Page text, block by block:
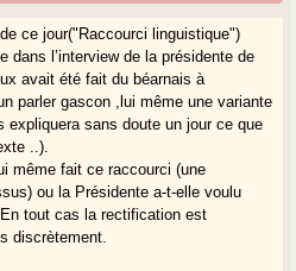
ce jour("Raccourci linguistique")
dans l’interview de la présidente de
avait été fait du béarnais à
parler gascon ,lui même une variante
expliquera sans doute un jour ce que
..).
même fait ce raccourci (une
ou la Présidente a-t-elle voulu
tout cas la rectification est
discrètement.